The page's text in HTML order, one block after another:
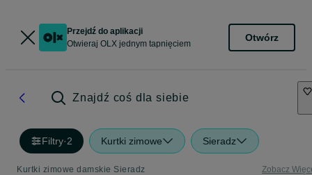
Przejdź do aplikacji
Otwieraj OLX jednym tapnięciem
Otwórz
Znajdź coś dla siebie
Filtry·2 Kurtki zimowe Sieradz
Kurtki zimowe damskie Sieradz Zobacz